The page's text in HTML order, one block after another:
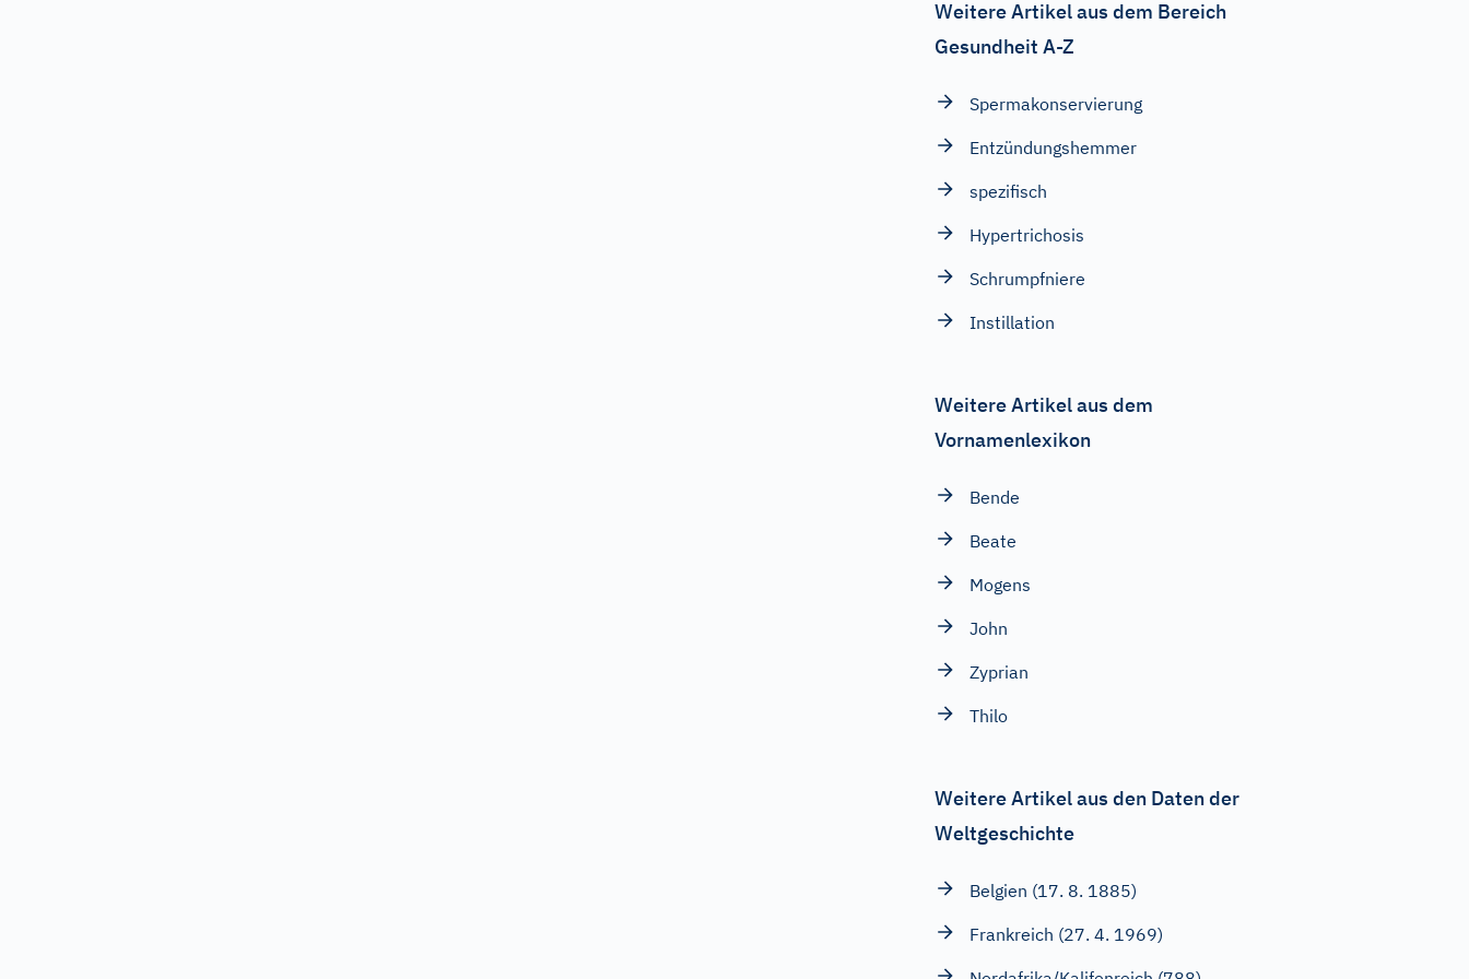
Weitere Artikel aus dem Bereich
Gesundheit A-Z
Spermakonservierung
Entzündungshemmer
spezifisch
Hypertrichosis
Schrumpfniere
Instillation
Weitere Artikel aus dem
Vornamenlexikon
Bende
Beate
Mogens
John
Zyprian
Thilo
Weitere Artikel aus den Daten der
Weltgeschichte
Belgien (17. 8. 1885)
Frankreich (27. 4. 1969)